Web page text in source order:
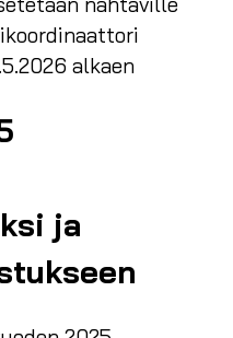
alkaen
ja